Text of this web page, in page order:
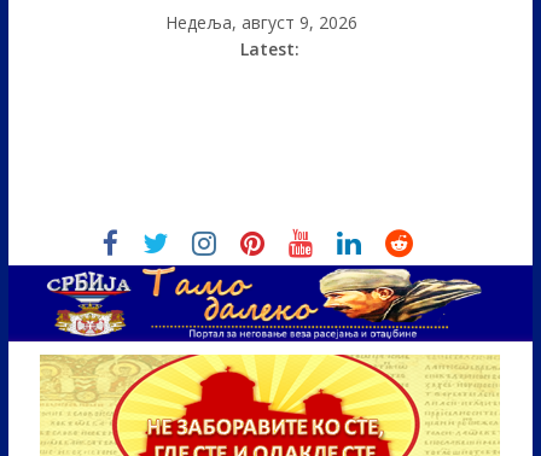
Недеља, август 9, 2026
Latest: